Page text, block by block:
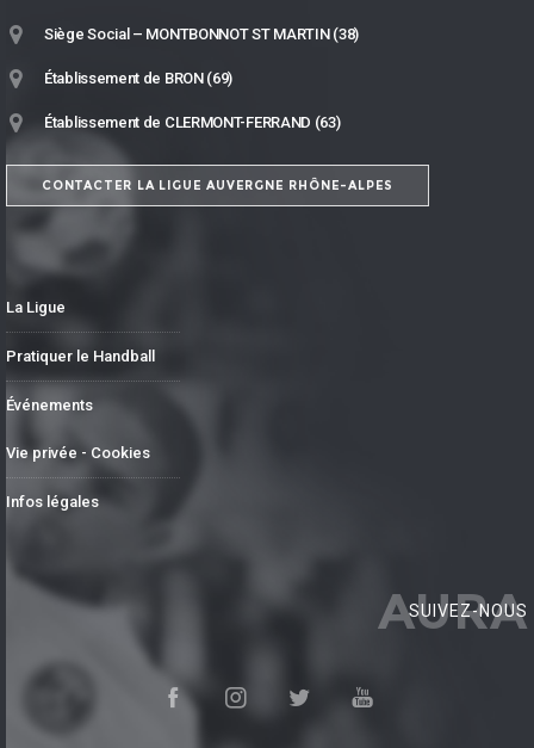
Siège Social – MONTBONNOT ST MARTIN (38)
Établissement de BRON (69)
Établissement de CLERMONT-FERRAND (63)
CONTACTER LA LIGUE AUVERGNE RHÔNE-ALPES
La Ligue
Pratiquer le Handball
Événements
Vie privée - Cookies
Infos légales
AURA
SUIVEZ-NOUS